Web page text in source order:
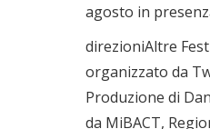
agosto in
direzioniAltre
organizzato da
Produzione di
da MiBACT,